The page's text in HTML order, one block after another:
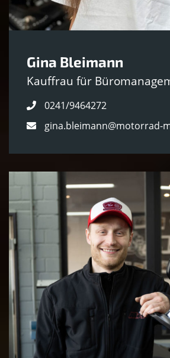
Gina Bleimann
Kauffrau für
0241/9464272
gina.bleimann@motorrad-